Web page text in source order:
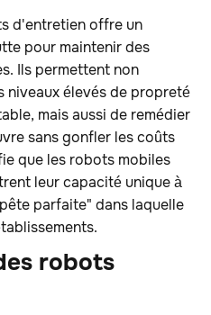
d'entretien offre un
pour maintenir des
Ils permettent non
niveaux élevés de propreté
mais aussi de remédier
sans gonfler les coûts
que les robots mobiles
leur capacité unique à
parfaite" dans laquelle
robots